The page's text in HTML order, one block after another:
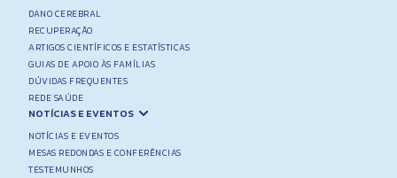
DANO CEREBRAL
RECUPERAÇÃO
ARTIGOS CIENTÍFICOS E ESTATÍSTICAS
GUIAS DE APOIO ÀS FAMÍLIAS
DÚVIDAS FREQUENTES
REDE SAÚDE
NOTÍCIAS E EVENTOS
NOTÍCIAS E EVENTOS
MESAS REDONDAS E CONFERÊNCIAS
TESTEMUNHOS